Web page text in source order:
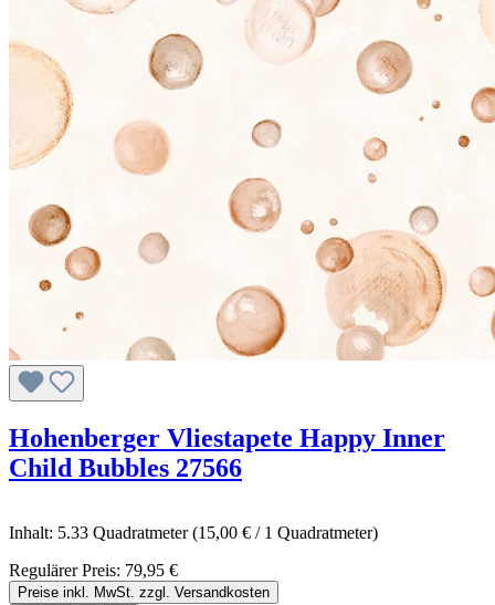
Hohenberger Vliestapete Happy Inner
Child Bubbles 27566
Inhalt: 5.33 Quadratmeter(15,00 € / 1 Quadratmeter)
Regulärer Preis: 79,95 €
Preise inkl. MwSt. zzgl. Versandkosten